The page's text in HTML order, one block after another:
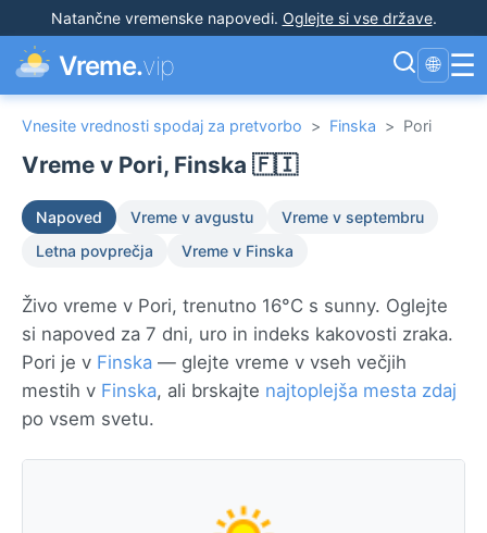
Natančne vremenske napovedi. Oglejte si vse države.
Vreme.vip 🌐 ☰
Vnesite vrednosti spodaj za pretvorbo > Finska > Pori
Vreme v Pori, Finska 🇫🇮
Napoved Vreme v avgustu
Vreme v septembru
Letna povprečja
Vreme v Finska
Živo vreme v Pori, trenutno 16°C s sunny. Oglejte
si napoved za 7 dni, uro in indeks kakovosti zraka.
Pori je v Finska — glejte vreme v vseh večjih
mestih v Finska, ali brskajte najtoplejša mesta zdaj
po vsem svetu.